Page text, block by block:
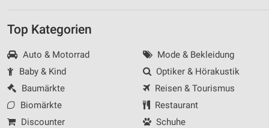
Top Kategorien
Auto & Motorrad
Baby & Kind
Baumärkte
Biomärkte
Discounter
Mode & Bekleidung
Optiker & Hörakustik
Reisen & Tourismus
Restaurant
Schuhe